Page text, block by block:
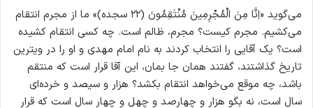
می‌گوید «اِنَّا مِنَ الْمُجْرِمِينَ مُنْتَقِمُونَ (۲۲ سجده)» ما از مجرم انتقام
می‌کشیم. مجرم کیست؟ مجرم، ظالم است. چه کسی انتقام کشیده
است؟ یک آقایی را انتخاب کردند به نام امام مهدی و او را در ویترین
تاریخ گذاشتند، گفتند همان جا بمان، این آقا قرار است که منتقم
باشد، چه موقع می‌خواهد انتقام بکشد؟ هزار و سیصد و خرده‌ای
سال است، نه بگو هزار و چهارصد و چهل و چهار سال است که قرار